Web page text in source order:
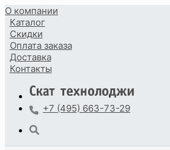
О компании
Каталог
Скидки
Оплата заказа
Доставка
Контакты
+7 (495) 663-73-29